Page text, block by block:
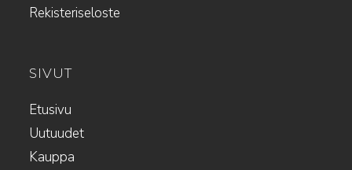
Rekisteriseloste
SIVUT
Etusivu
Uutuudet
Kauppa